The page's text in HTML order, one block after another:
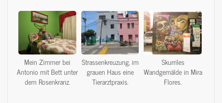
Mein Zimmer bei
Antonio mit Bett unter
dem Rosenkranz.
Strassenkreuzung, im
grauen Haus eine
Tierarztpraxis.
Skurriles
Wandgemälde in Mira
Flores.